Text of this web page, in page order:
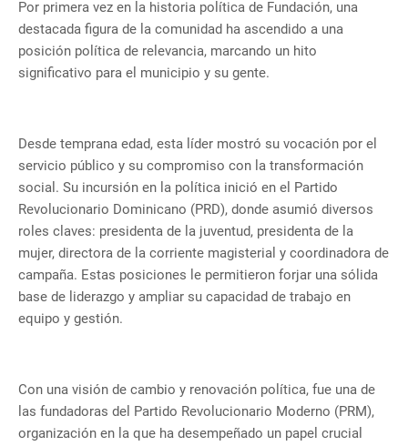
Por primera vez en la historia política de Fundación, una
destacada figura de la comunidad ha ascendido a una
posición política de relevancia, marcando un hito
significativo para el municipio y su gente.
Desde temprana edad, esta líder mostró su vocación por el
servicio público y su compromiso con la transformación
social. Su incursión en la política inició en el Partido
Revolucionario Dominicano (PRD), donde asumió diversos
roles claves: presidenta de la juventud, presidenta de la
mujer, directora de la corriente magisterial y coordinadora de
campaña. Estas posiciones le permitieron forjar una sólida
base de liderazgo y ampliar su capacidad de trabajo en
equipo y gestión.
Con una visión de cambio y renovación política, fue una de
las fundadoras del Partido Revolucionario Moderno (PRM),
organización en la que ha desempeñado un papel crucial